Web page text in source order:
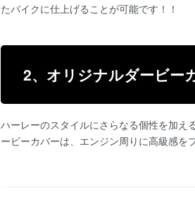
たバイクに仕上げることが可能です！！
2、オリジナルダービー
ハーレーのスタイルにさらなる個性を加え
ービーカバーは、エンジン周りに高級感を